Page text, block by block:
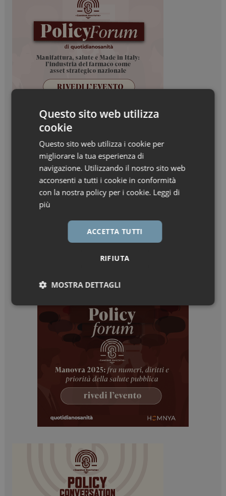
Questo sito web utilizza
cookie
Questo sito web utilizza i cookie per
migliorare la tua esperienza di
navigazione. Utilizzando il nostro sito web
acconsenti a tutti i cookie in conformità
con la nostra policy per i cookie. Leggi di
più
ACCETTA TUTTI
RIFIUTA
MOSTRA DETTAGLI
Necessari Marketing
Necessari Marketing
I cookie necessari contribuiscono a rendere fruibile il
sito web abilitandone funzionalità di base quali la
protette del sito. Il sito web non è in grado di
funzionare correttamente senza questi cookie.